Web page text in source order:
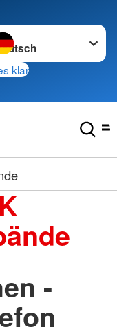
wechseln zu
klar
-